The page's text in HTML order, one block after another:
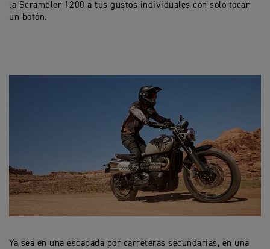
la Scrambler 1200 a tus gustos individuales con solo tocar
un botón.
Ya sea en una escapada por carreteras secundarias, en una